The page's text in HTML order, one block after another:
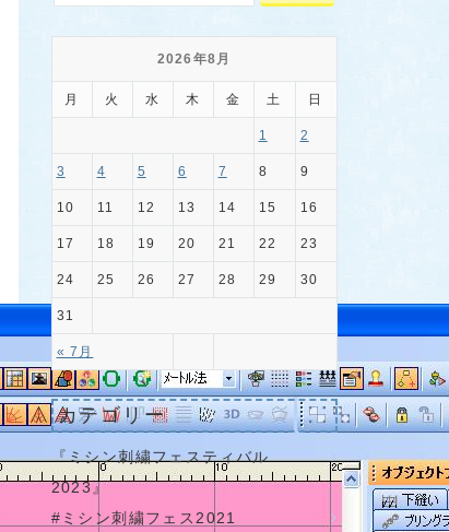
2026年8月
月 火 水 木 金 土 日
« 7月
1 2
3 4 5 6 7 8 9
10 11 12 13 14 15 16
17 18 19 20 21 22 23
24 25 26 27 28 29 30
31
カテゴリー
『ミシン刺繍フェスティバル
2023』
#ミシン刺繍フェス2021